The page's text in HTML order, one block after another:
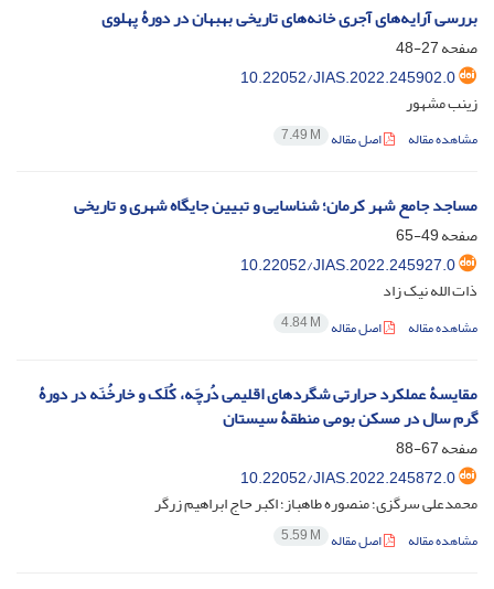
بررسی آرایه‌های آجری خانه‌های تاریخی بهبهان در دورۀ پهلوی
صفحه27-48
10.22052/JIAS.2022.245902.0
زینب مشهور
مشاهده مقاله اصل مقاله 7.49 M
مساجد جامع شهر کرمان؛ شناسایی و تبیین جایگاه شهری و تاریخی
صفحه49-65
10.22052/JIAS.2022.245927.0
ذات الله نیک زاد
مشاهده مقاله اصل مقاله 4.84 M
مقایسۀ عملکرد حرارتی شگردهای اقلیمی دُرچَه، کُلَک و خارخُنَه در دورۀ
گرم سال در مسکن بومی منطقۀ سیستان
صفحه67-88
10.22052/JIAS.2022.245872.0
محمدعلی سرگزی؛ منصوره طاهباز؛ اکبر حاج ابراهیم زرگر
مشاهده مقاله اصل مقاله 5.59 M